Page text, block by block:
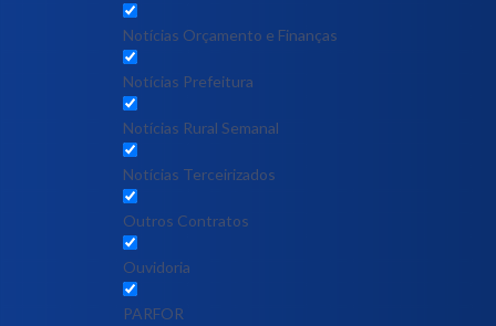
Notícias Orçamento e Finanças
Notícias Prefeitura
Notícias Rural Semanal
Notícias Terceirizados
Outros Contratos
Ouvidoria
PARFOR